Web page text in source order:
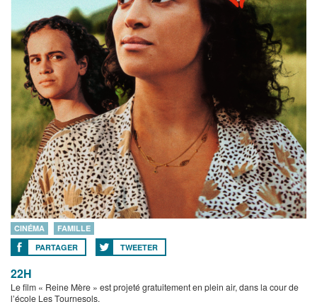
CINÉMA
FAMILLE
PARTAGER
TWEETER
22H
Le film « Reine Mère » est projeté gratuitement en plein air, dans la cour de
l’école Les Tournesols.